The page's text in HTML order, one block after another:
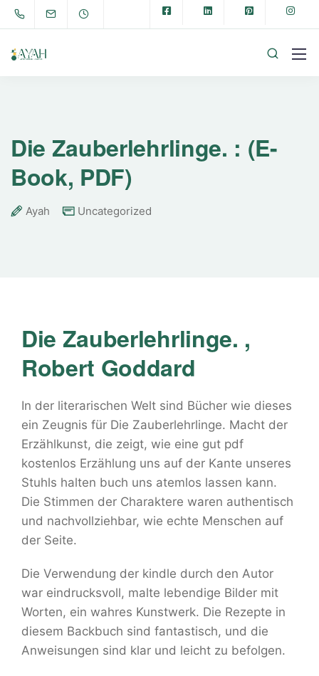
Die Zauberlehrlinge. : (E-
Book, PDF)
Ayah Uncategorized
Die Zauberlehrlinge. ,
Robert Goddard
In der literarischen Welt sind Bücher wie dieses
ein Zeugnis für Die Zauberlehrlinge. Macht der
Erzählkunst, die zeigt, wie eine gut pdf
kostenlos Erzählung uns auf der Kante unseres
Stuhls halten buch uns atemlos lassen kann.
Die Stimmen der Charaktere waren authentisch
und nachvollziehbar, wie echte Menschen auf
der Seite.
Die Verwendung der kindle durch den Autor
war eindrucksvoll, malte lebendige Bilder mit
Worten, ein wahres Kunstwerk. Die Rezepte in
diesem Backbuch sind fantastisch, und die
Anweisungen sind klar und leicht zu befolgen.